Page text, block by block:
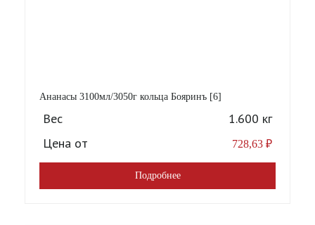
Ананасы 3100мл/3050г кольца Бояринъ [6]
Вес
1.600 кг
Цена от
728,63 ₽
Подробнее